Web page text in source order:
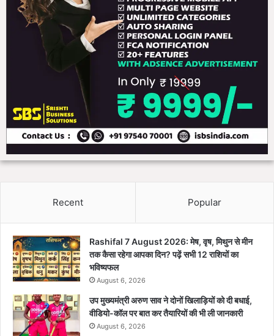
Recent Popular
Rashifal 7 August 2026: मेष, वृष, मिथुन से मीन
तक कैसा रहेगा आपका दिन? पढ़ें सभी 12 राशियों का
भविष्यफल
August 6, 2026
उप मुख्यमंत्री अरुण साव ने दोनों खिलाड़ियों को दी बधाई,
वीडियो-कॉल पर बात कर तैयारियों की भी ली जानकारी
August 6, 2026